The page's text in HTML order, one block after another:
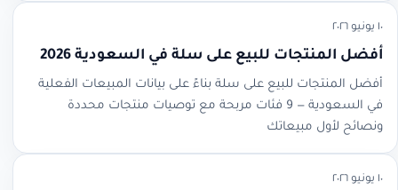
١٠ يونيو ٢٠٢٦
أفضل المنتجات للبيع على سلة في السعودية 2026
أفضل المنتجات للبيع على سلة بناءً على بيانات المبيعات الفعلية
في السعودية — 9 فئات مربحة مع توصيات منتجات محددة
ونصائح لأول مبيعاتك
١٠ يونيو ٢٠٢٦